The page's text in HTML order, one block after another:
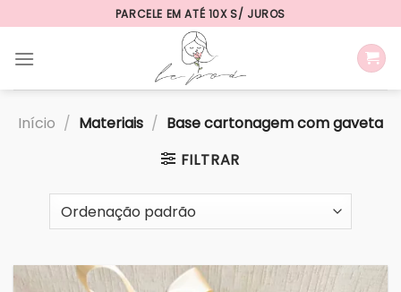
to
content
PARCELE EM ATÉ 10X S/ JUROS
Início / Materiais / Base cartonagem com gaveta
FILTRAR